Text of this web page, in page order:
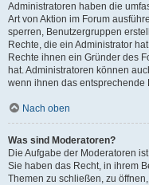
Administratoren haben die
Art von Aktion im Forum
sperren, Benutzergruppen
Rechte, die ein Administrator
Rechte ihnen ein Gründer des
hat. Administratoren können
wenn ihnen das entsprechende
Nach oben
Was sind Moderatoren?
Die Aufgabe der Moderatoren
Sie haben das Recht, in ihrem
Themen zu schließen, zu